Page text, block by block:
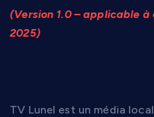
(Version 1.0 – applicable
2025)
TV Lunel est un média